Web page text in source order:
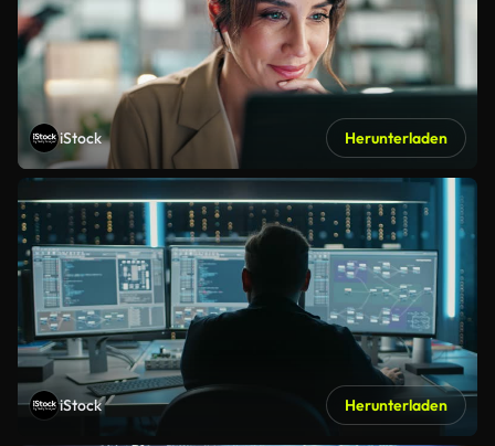
iStock Herunterladen
iStock Herunterladen